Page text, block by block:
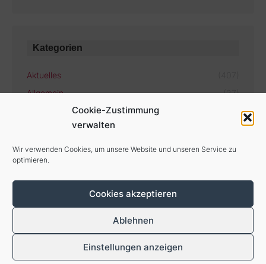
Cookie-Zustimmung
verwalten
Wir verwenden Cookies, um unsere Website und unseren Service zu
optimieren.
Cookies akzeptieren
Ablehnen
Einstellungen anzeigen
Kategorien
Aktuelles
Allgemein
(27)
Aktuelle Termine
Impressum / Datenschutz